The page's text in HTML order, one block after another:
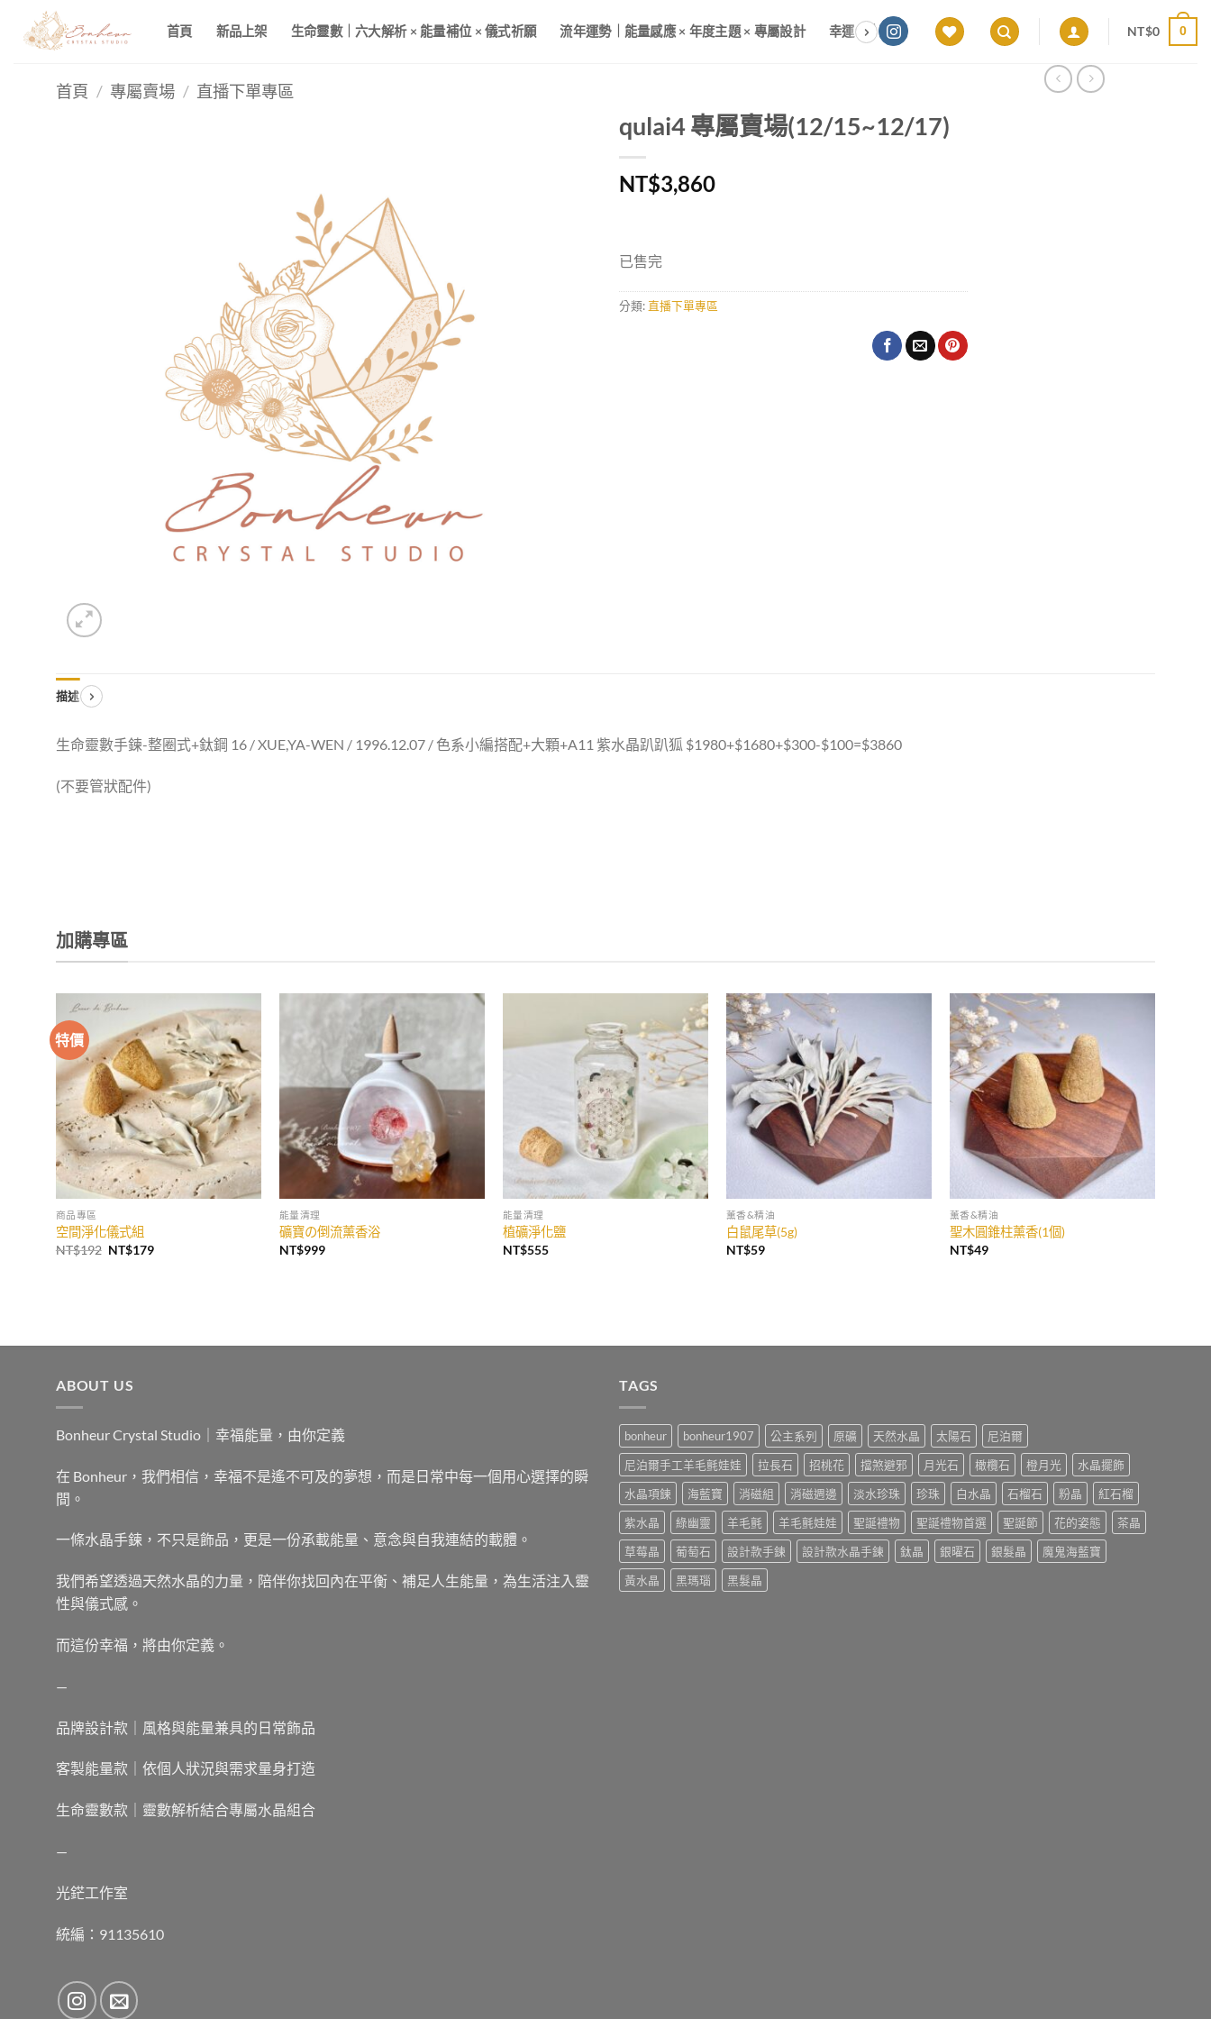
首頁 新品上架 生命靈數｜六大解析 × 能量補位 × 儀式祈願 流年運勢｜能量感應 × 年度主題 × 專屬設計 幸運色｜能量感應 × 色彩頻率 × 專屬設計 願望顯化｜意圖啟動
NT$0 0
首頁 / 專屬賣場 / 直播下單專區
qulai4 專屬賣場(12/15~12/17)
NT$3,860
已售完
分類: 直播下單專區
描述
生命靈數手鍊-整圈式+鈦鋼 16 / XUE,YA-WEN / 1996.12.07 / 色系小編搭配+大顆+A11 紫水晶趴趴狐 $1980+$1680+$300-$100=$3860
(不要管狀配件)
加購專區
特價
商品專區
空間淨化儀式組
NT$192 原
NT$179目
能量清理
礦寶の倒流薰香浴
NT$999
能量清理
植礦淨化鹽
NT$555
薰香&精油
白鼠尾草(5g)
NT$59
薰香&精油
聖木圓錐柱薰香(1個)
NT$49
ABOUT US
Bonheur Crystal Studio｜幸福能量，由你定義
在 Bonheur，我們相信，幸福不是遙不可及的夢想，而是日常中每一個用心選擇的瞬
間。
一條水晶手鍊，不只是飾品，更是一份承載能量、意念與自我連結的載體。
我們希望透過天然水晶的力量，陪伴你找回內在平衡、補足人生能量，為生活注入靈
性與儀式感。
而這份幸福，將由你定義。
—
品牌設計款｜風格與能量兼具的日常飾品
客製能量款｜依個人狀況與需求量身打造
生命靈數款｜靈數解析結合專屬水晶組合
—
光鋩工作室
統編：91135610
TAGS
bonheur bonheur1907 公主系列 原礦 天然水晶 太陽石
尼泊爾
尼泊爾手工羊毛氈娃娃
拉長石 招桃花 擋煞避邪 月光石 橄欖石 橙月光
水晶擺飾
水晶項鍊
海藍寶 消磁組 消磁週邊 淡水珍珠 珍珠 白水晶 石榴石 粉晶
紅石榴
紫水晶
綠幽靈 羊毛氈 羊毛氈娃娃 聖誕禮物 聖誕禮物首選 聖誕節 花的姿態
茶晶
草莓晶
葡萄石 設計款手鍊 設計款水晶手鍊 鈦晶 銀曜石 銀髮晶
魔鬼海藍寶
黃水晶
黑瑪瑙 黑髮晶